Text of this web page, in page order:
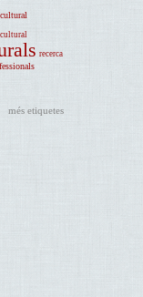
recerca
més etiquetes